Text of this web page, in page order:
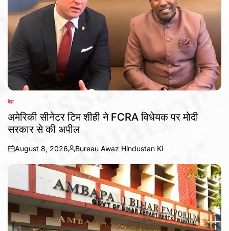
POSTED
IN
देश
अमेरिकी सीनेटर टिम शीही ने FCRA विधेयक पर मोदी
सरकार से की अपील
on
August 8, 2026
Posted
by
Bureau Awaz Hindustan Ki